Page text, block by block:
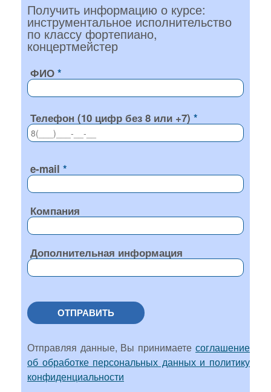
Получить информацию о курсе:
инструментальное исполнительство
по классу фортепиано,
концертмейстер
ФИО
Телефон (10 цифр без 8 или +7)
e-mail
Компания
Дополнительная информация
ОТПРАВИТЬ
Отправляя данные, Вы принимаете соглашение
об обработке персональных данных и политику
конфиденциальности